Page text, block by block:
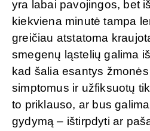
yra labai pavojingos, bet
kiekviena minutė tampa
greičiau atstatoma
smegenų ląstelių galima
kad šalia esantys
simptomus ir užfiksuotų
to priklauso, ar bus
gydymą – ištirpdyti ar